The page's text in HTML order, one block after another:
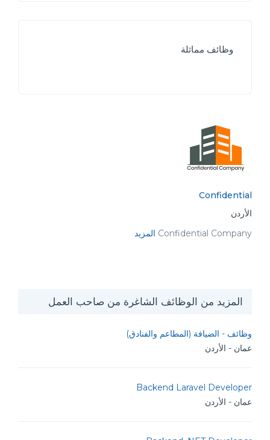
وظائف مماثلة
Confidential
الأردن
Confidential Company المزيد
المزيد من الوظائف الشاغرة من صاحب العمل
وظائف - الضيافة (المطاعم والفنادق)
عمان - الأردن
Backend Laravel Developer
عمان - الأردن